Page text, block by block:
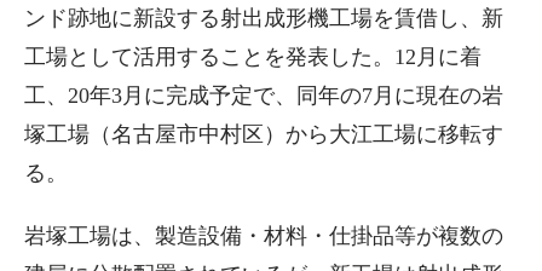
ンド跡地に新設する射出成形機工場を賃借し、新
工場として活用することを発表した。12月に着
工、20年3月に完成予定で、同年の7月に現在の岩
塚工場（名古屋市中村区）から大江工場に移転す
る。
岩塚工場は、製造設備・材料・仕掛品等が複数の